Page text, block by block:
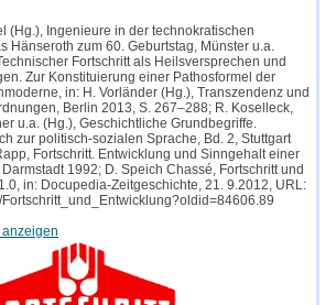
(Hg.), Ingenieure in der technokratischen
Hänseroth zum 60. Geburtstag, Münster u.a.
Fortschritt als Heilsversprechen und
Zur Konstituierung einer Pathosformel der
in: H. Vorländer (Hg.), Transzendenz und
Berlin 2013, S. 267–288; R. Koselleck,
u.a. (Hg.), Geschichtliche Grundbegriffe.
zur politisch-sozialen Sprache, Bd. 2, Stuttgart
Fortschritt. Entwicklung und Sinngehalt einer
1992; D. Speich Chassé, Fortschritt und
in: Docupedia-Zeitgeschichte, 21. 9.2012, URL: